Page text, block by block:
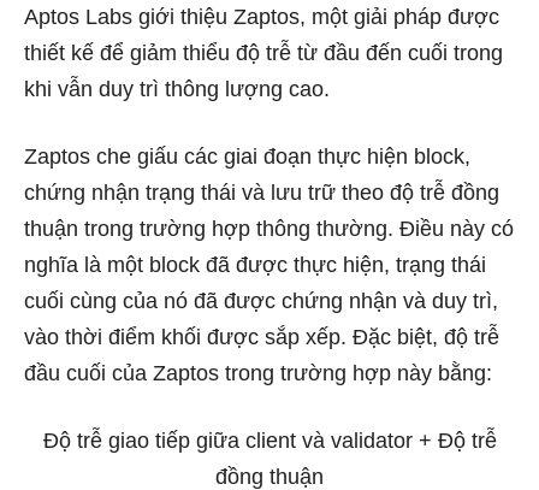
Aptos Labs giới thiệu Zaptos, một giải pháp được
thiết kế để giảm thiểu độ trễ từ đầu đến cuối trong
khi vẫn duy trì thông lượng cao.
Zaptos che giấu các giai đoạn thực hiện block,
chứng nhận trạng thái và lưu trữ theo độ trễ đồng
thuận trong trường hợp thông thường. Điều này có
nghĩa là một block đã được thực hiện, trạng thái
cuối cùng của nó đã được chứng nhận và duy trì,
vào thời điểm khối được sắp xếp. Đặc biệt, độ trễ
đầu cuối của Zaptos trong trường hợp này bằng:
Độ trễ giao tiếp giữa client và validator + Độ trễ
đồng thuận